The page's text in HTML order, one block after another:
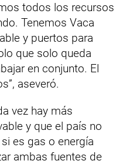
todos los recursos
Tenemos Vaca
y puertos para
que solo queda
en conjunto. El
aseveró.
vez hay más
y que el país no
es gas o energía
ambas fuentes de